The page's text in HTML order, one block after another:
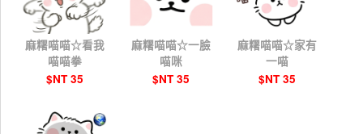
麻糬喵喵☆看我
喵喵拳
$NT 35
麻糬喵喵☆一臉
喵咪
$NT 35
麻糬喵喵☆家有
一喵
$NT 35